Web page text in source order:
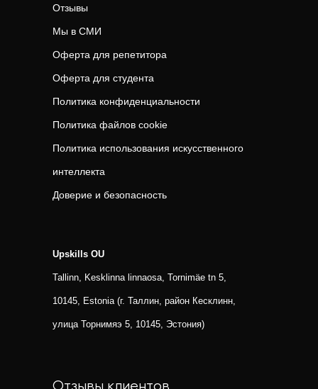
Отзывы
Мы в СМИ
Оферта для репетитора
Оферта для студента
Политика конфиденциальности
Политика файлов cookie
Политика использования искусственного
интеллекта
Доверие и безопасность
Upskills OU
Tallinn, Kesklinna linnaosa, Tornimäe tn 5,
10145, Estonia (г. Таллин, район Кесклинн,
улица Торнимяэ 5, 10145, Эстония)